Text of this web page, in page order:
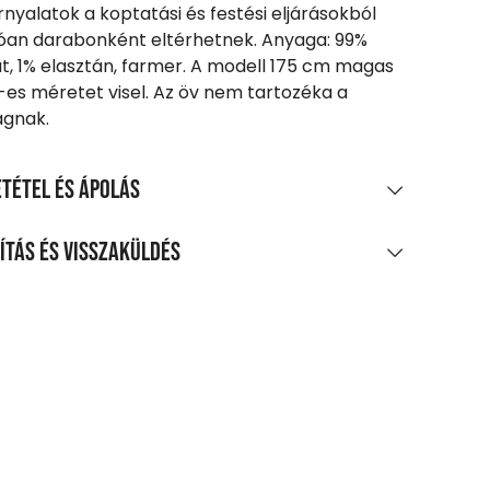
a koptatási és festési eljárásokból
darabonként eltérhetnek. Anyaga: 99%
1% elasztán, farmer. A modell 175 cm magas
es méretet visel. Az öv nem tartozéka a
és ápolás
és visszaküldés